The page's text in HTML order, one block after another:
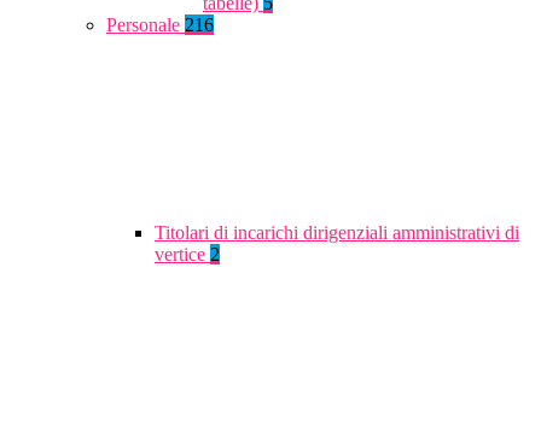
Personale 216
Titolari di incarichi dirigenziali amministrativi di
vertice 2